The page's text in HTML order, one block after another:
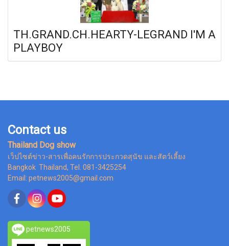
TH.GRAND.CH.HEARTY-LEGRAND I'M A
PLAYBOY
Contact us
Thailand Dog show
เว็ปไซต์ข่าว-สารเพื่อคนรักการประกวดสุนัข และสัตว์เลี้ยง
Bangkok Thailand, Tel. 081-3425254
Email: petnews2005@gmail.com
petnews2005